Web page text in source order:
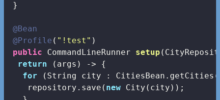
}
@Bean
@Profile ( "!test" )
public CommandLineRunner setup
return (args) -> {
for (String city :
    repository.save(
new City(city));